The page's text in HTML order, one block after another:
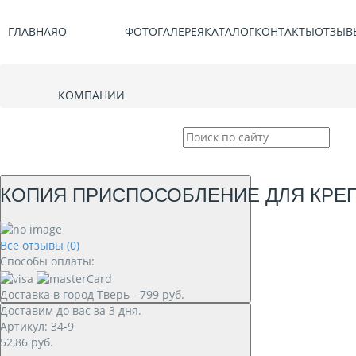
ГЛАВНАЯО
КОМПАНИИ
ФОТОГАЛЕРЕЯКАТАЛОГКОНТАКТЫ
КОПИЯ ПРИСПОСОБЛЕНИЕ ДЛЯ
Все отзывы (0)
Способы оплаты:
Доставка в город Тверь - 799 руб.
Доставим до вас за 3 дня.
Артикул: 34-9
52,86 руб.